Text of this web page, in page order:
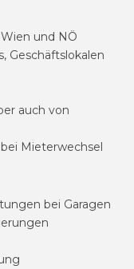
und NÖ
Geschäftslokalen
auch von
Mieterwechsel
bei Garagen